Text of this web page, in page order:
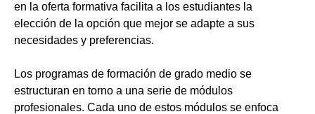
en la oferta formativa facilita a los estudiantes la
elección de la opción que mejor se adapte a sus
necesidades y preferencias.
Los programas de formación de grado medio se
estructuran en torno a una serie de módulos
profesionales. Cada uno de estos módulos se enfoca